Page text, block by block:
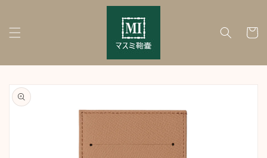
Cart
product
information